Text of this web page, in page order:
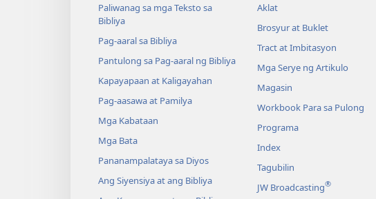
Paliwanag sa mga Teksto sa
Bibliya
Pag-aaral sa Bibliya
Pantulong sa Pag-aaral ng Bibliya
Kapayapaan at Kaligayahan
Pag-aasawa at Pamilya
Mga Kabataan
Mga Bata
Pananampalataya sa Diyos
Ang Siyensiya at ang Bibliya
Aklat
Brosyur at Buklet
Tract at Imbitasyon
Mga Serye ng Artikulo
Magasin
Workbook Para sa Pulong
Programa
Index
Tagubilin
JW Broadcasting®